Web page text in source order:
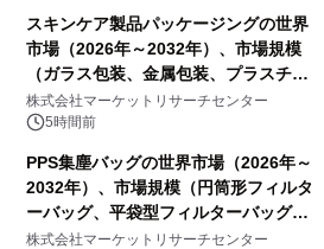
スキンケア製品パッケージングの世界
市場（2026年～2032年）、市場規模
（ガラス包装、金属包装、プラスチッ
ク包装、その他）・分析レポートを発
表
株式会社マーケットリサーチセンター
5時間前
PPS集塵バッグの世界市場（2026年～
2032年）、市場規模（円筒形フィルタ
ーバッグ、平袋型フィルターバッグ、
プリーツフィルターバッグ、その
株式会社マーケットリサーチセンター